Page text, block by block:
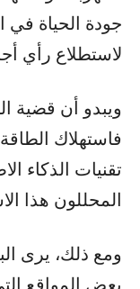
جودة الحياة في
لاستطلاع رأي
ويبدو أن قضية
فاستهلاك
تقنيات الذكاء
المحللون هذا
ومع ذلك، يرى
بعض المواقع